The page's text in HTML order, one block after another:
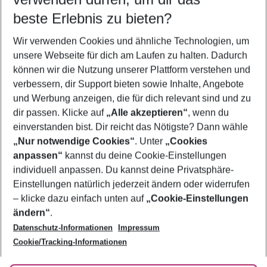
5-8 Nächte
2 Erwachsene Keine Kinder
Mehr Filter anzeigen
Footer
Footer navigation
Über uns
AGB
Bestpreisgarantie
Cookie-Einstellungen ändern
Cookie-Richtlinie
Agenturbetreuung
Barrierefreies Reisen
Folge uns
beste Erlebnis zu bieten?
Wir verwenden Cookies und ähnliche Technologien, um
unsere Webseite für dich am Laufen zu halten. Dadurch
können wir die Nutzung unserer Plattform verstehen und
verbessern, dir Support bieten sowie Inhalte, Angebote
und Werbung anzeigen, die für dich relevant sind und zu
dir passen. Klicke auf „Alle akzeptieren“, wenn du
einverstanden bist. Dir reicht das Nötigste? Dann wähle
„Nur notwendige Cookies“. Unter „Cookies
anpassen“ kannst du deine Cookie-Einstellungen
individuell anpassen. Du kannst deine Privatsphäre-
Einstellungen natürlich jederzeit ändern oder widerrufen
– klicke dazu einfach unten auf „Cookie-Einstellungen
ändern“.
Datenschutz-Informationen
Impressum
Cookie/Tracking-Informationen